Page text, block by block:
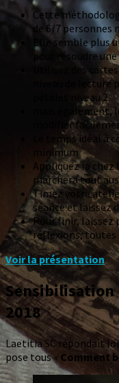
Cette
de 6/7 personnes
Elle semble plus
pour résoudre
Utilisez des
niveau de
pétales niveau 2
mais
modifier
Le temps idéal à
minimum
Appliquez la
marchera tout
Timez votre
séance et laissez
Pour finir, laissez
réflexions, toutes
Voir la présentation
Sensibilisation
2018
Laetitia SC répondait
pose tous « Comment